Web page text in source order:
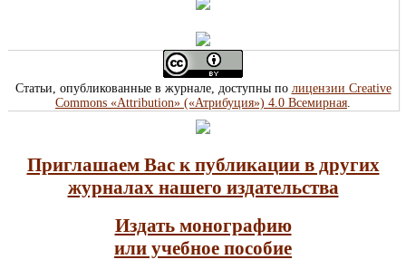
Статьи, опубликованные в журнале, доступны по лицензии Creative
Commons «Attribution» («Атрибуция») 4.0 Всемирная.
Приглашаем Вас к публикации в других
журналах нашего издательства
Издать монографию
или учебное пособие